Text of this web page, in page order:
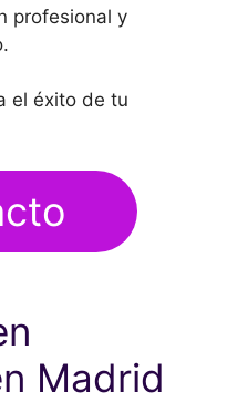
profesional y
el éxito de tu
Madrid